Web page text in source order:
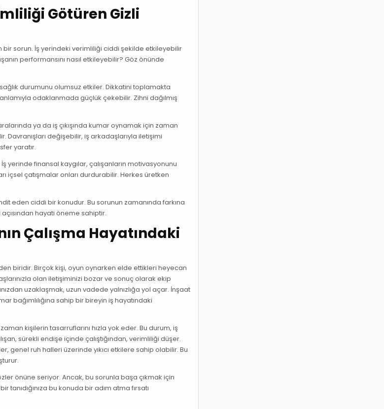
Götüren Gizli
bir sorun. İş yerindeki verimliliği ciddi şekilde etkileyebilir
performansını nasıl etkileyebilir? Göz önünde
durumunu olumsuz etkiler. Dikkatini toplamakta
odaklanmada güçlük çekebilir. Zihni dağılmış
ya da iş çıkışında kumar oynamak için zaman
değişebilir, iş arkadaşlarıyla iletişimi
yaratır.
yerinde finansal kaygılar, çalışanların motivasyonunu
içsel çatışmalar onları durdurabilir. Herkes üretken
eden ciddi bir konudur. Bu sorunun zamanında farkına
hayati öneme sahiptir.
Çalışma Hayatındaki
biridir. Birçok kişi, oyun oynarken elde ettikleri heyecan
olan iletişiminizi bozar ve sonuç olarak ekip
uzaklaşmak, uzun vadede yalnızlığa yol açar. İnşaat
bağımlılığına sahip bir bireyin iş hayatındaki
kişilerin tasarruflarını hızla yok eder. Bu durum, iş
sürekli endişe içinde çalıştığından, verimliliği düşer.
genel ruh halleri üzerinde yıkıcı etkilere sahip olabilir. Bu
önüne seriyor. Ancak, bu sorunla başa çıkmak için
bu konuda bir adım atma fırsatı